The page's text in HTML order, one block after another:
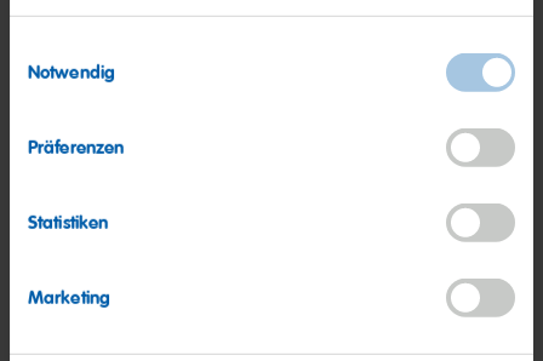
Notwendig
Präferenzen
Statistiken
Marketing
Organisation